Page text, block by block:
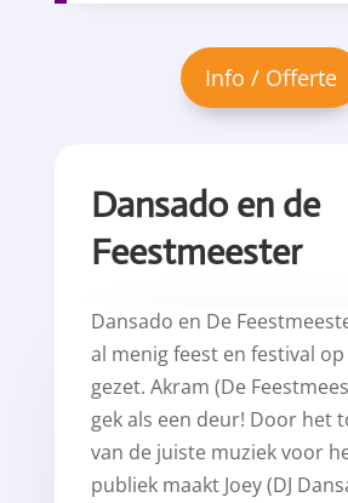
Dansado en de
Feestmeester
Dansado en De
al menig feest en festival
gezet. Akram (De
gek als een deur! Door het
van de juiste muziek voor
publiek maakt Joey (DJ